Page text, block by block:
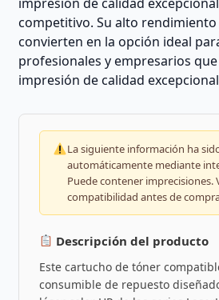
competitivo. Su alto
convierten en la opción ideal
profesionales y empresarios
impresión de calidad
La siguiente información ha
automáticamente mediante
Puede contener imprecisiones.
compatibilidad antes de
Descripción del producto
Este cartucho de tóner
consumible de repuesto